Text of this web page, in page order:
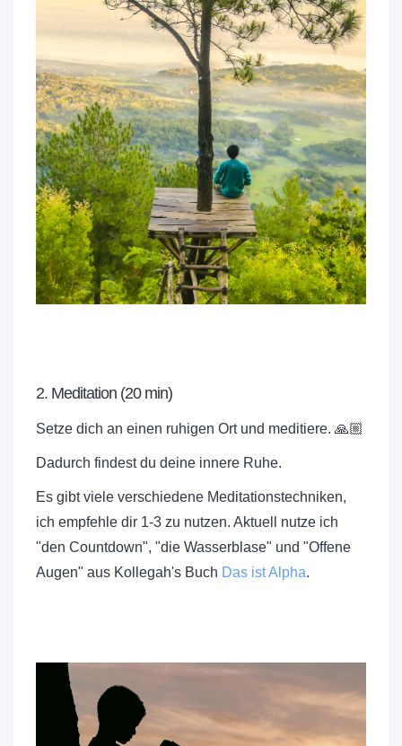
2. Meditation (20 min)
Setze dich an einen ruhigen Ort und meditiere. 🙏🏼
Dadurch findest du deine innere Ruhe.
Es gibt viele verschiedene Meditationstechniken,
ich empfehle dir 1-3 zu nutzen. Aktuell nutze ich
"den Countdown", "die Wasserblase" und "Offene
Augen" aus Kollegah's Buch Das ist Alpha.